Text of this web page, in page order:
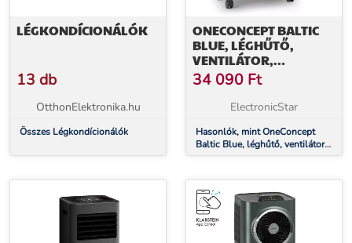
LÉGKONDÍCIONÁLÓK
13 db
OtthonElektronika.hu
Összes Légkondícionálók
ONECONCEPT BALTIC
BLUE, LÉGHŰTŐ,
VENTILÁTOR,
TÁVIRÁNYÍTÓ, 65 W,
400M³/H
34 090 Ft
ElectronicStar
Hasonlók, mint OneConcept
Baltic Blue, léghűtő, ventilátor,
távirányító, 65 W, 400m³/h